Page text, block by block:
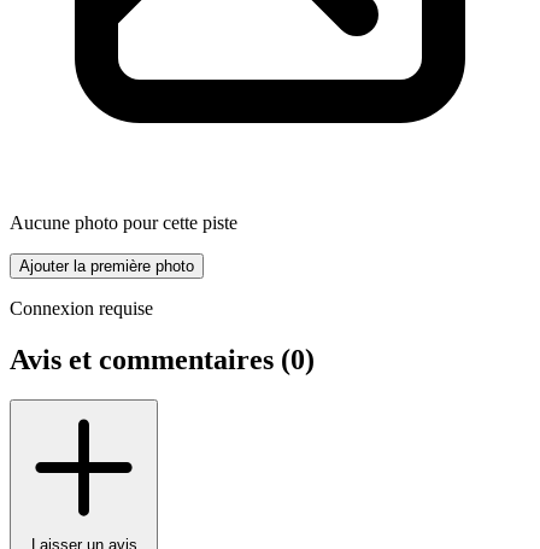
Aucune photo pour cette piste
Ajouter la première photo
Connexion requise
Avis et commentaires (0)
Laisser un avis